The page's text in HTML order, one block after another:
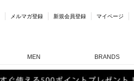
メルマガ登録 新規会員登録 マイページ
MEN BRANDS